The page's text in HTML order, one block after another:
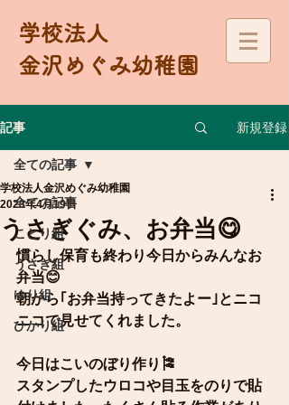
学校法人
金沢めぐみ幼稚園
記事 新規登録
全ての記事
ことり組
うさぎ組
ゆり組
ひかり組
全ての記事
うさぎぐみ、お弁当😋
学校法人金沢めぐみ幼稚園
2023年4月19日
慣らし保育も終わり今日からみんなお
弁当😊
朝から｢お弁当持ってきたよー｣とニコ
ニコで見せてくれました。
今日はこいのぼり作り🎏
スタンプしたウロコや目玉をのりで貼